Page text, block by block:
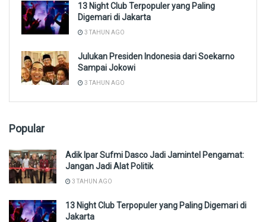
13 Night Club Terpopuler yang Paling
Digemari di Jakarta
3 TAHUN AGO
Julukan Presiden Indonesia dari Soekarno
Sampai Jokowi
3 TAHUN AGO
Popular
Adik Ipar Sufmi Dasco Jadi Jamintel Pengamat:
Jangan Jadi Alat Politik
3 TAHUN AGO
13 Night Club Terpopuler yang Paling Digemari di
Jakarta